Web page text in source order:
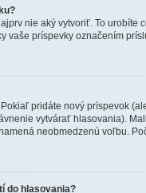
nie aký vytvoriť. To urobíte
vaše príspevky označením
pridáte nový príspevok
vytvárať hlasovania).
neobmedzenú voľbu.
do hlasovania?